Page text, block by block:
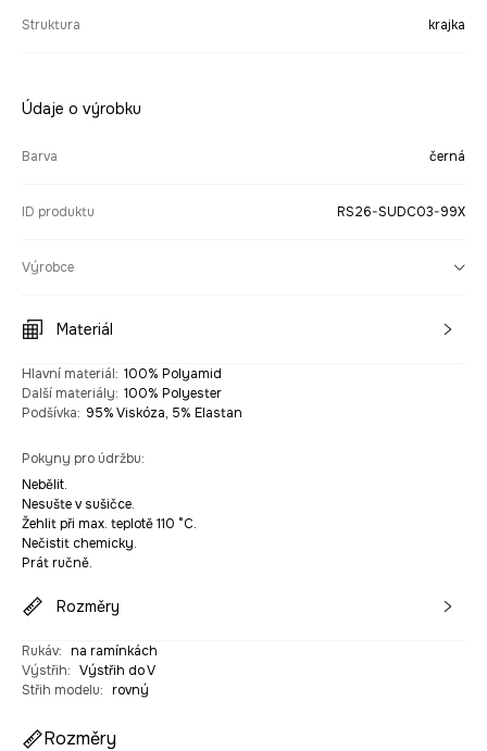
Struktura krajka
Údaje o výrobku
Barva černá
ID produktu RS26-SUDC03-99X
Výrobce
Materiál
Hlavní materiál: 100% Polyamid
Další materiály: 100% Polyester
Podšívka: 95% Viskóza, 5% Elastan
Pokyny pro údržbu:
Nebělit.
Nesušte v sušičce.
Žehlit při max. teplotě 110 °C.
Nečistit chemicky.
Prát ručně.
Rozměry
Rukáv: na ramínkách
Výstřih: Výstřih do V
Střih modelu: rovný
Rozměry